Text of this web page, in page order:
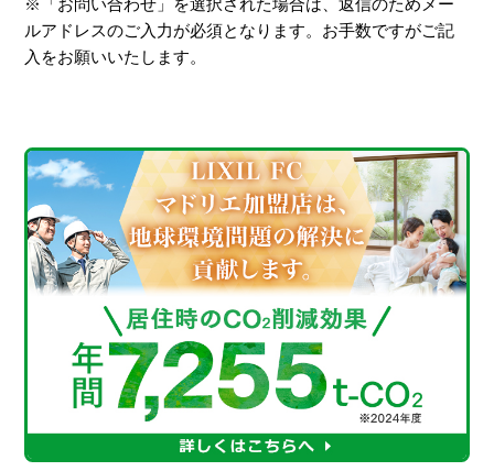
ルアドレスのご入力が必須となります。お手数ですがご記
入をお願いいたします。